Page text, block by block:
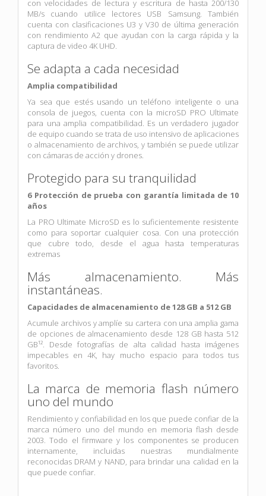
con velocidades de lectura y escritura de hasta 200/130
MB/s cuando utilice lectores USB Samsung. También
cuenta con clasificaciones U3 y V30 de última generación
con rendimiento A2 que ayudan con la carga rápida y la
captura de video 4K UHD.
Se adapta a cada necesidad
Amplia compatibilidad
Ya sea que estés usando un teléfono inteligente o una
consola de juegos, cuenta con la microSD PRO Ultimate
para una amplia compatibilidad. Es un verdadero jugador
de equipo cuando se trata de uso intensivo de aplicaciones
o almacenamiento de archivos, y también se puede utilizar
con cámaras de acción y drones.
Protegido para su tranquilidad
6 Protección de prueba con garantía limitada de 10
años
La PRO Ultimate MicroSD es lo suficientemente resistente
como para soportar cualquier cosa. Con una protección
que cubre todo, desde el agua hasta temperaturas
extremas
Más almacenamiento. Más
instantáneas.
Capacidades de almacenamiento de 128 GB a 512 GB
Acumule archivos y amplíe su cartera con una amplia gama
de opciones de almacenamiento desde 128 GB hasta 512
GB¹². Desde fotografías de alta calidad hasta imágenes
impecables en 4K, hay mucho espacio para todos tus
favoritos.
La marca de memoria flash número
uno del mundo
Rendimiento y confiabilidad en los que puede confiar de la
marca número uno del mundo en memoria flash desde
2003. Todo el firmware y los componentes se producen
internamente, incluidas nuestras mundialmente
reconocidas DRAM y NAND, para brindar una calidad en la
que puede confiar.